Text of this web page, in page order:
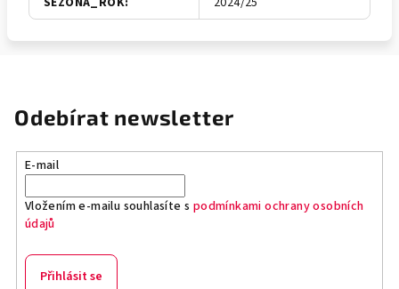
Odebírat newsletter
E-mail
Vložením e-mailu souhlasíte s podmínkami ochrany osobních
údajů
Přihlásit se